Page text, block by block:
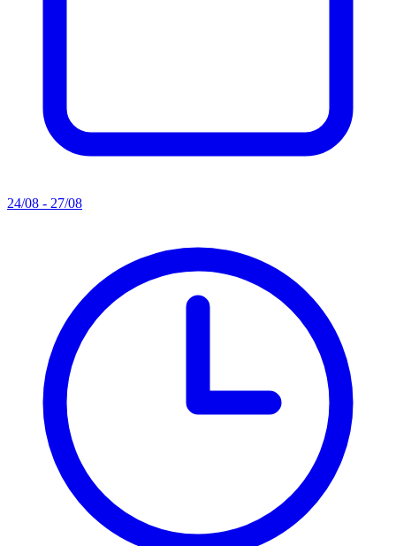
24/08 - 27/08